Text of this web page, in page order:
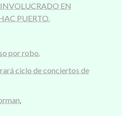
EN
PUERTO.
por robo.
ciclo de conciertos de